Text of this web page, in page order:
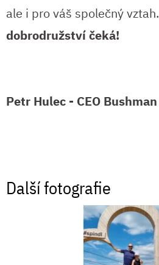
ale i pro váš společný vztah.
dobrodružství čeká!
Petr Hulec - CEO Bushman
Další fotografie